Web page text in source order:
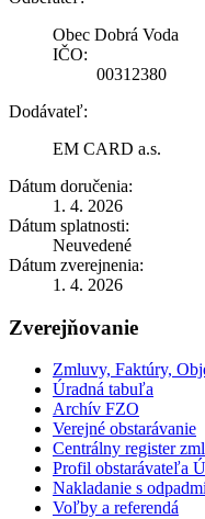
Obec Dobrá Voda
IČO:
00312380
Dodávateľ:
EM CARD a.s.
Dátum doručenia:
1. 4. 2026
Dátum splatnosti:
Neuvedené
Dátum zverejnenia:
1. 4. 2026
Zverejňovanie
Zmluvy, Faktúry,
Úradná tabuľa
Archív FZO
Verejné obstarávanie
Centrálny register
Profil obstarávateľa
Nakladanie s odpadmi
Voľby a referendá